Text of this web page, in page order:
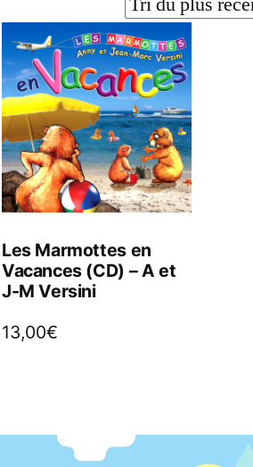
Les Marmottes en
Vacances (CD) – A et
J-M Versini
13,00€